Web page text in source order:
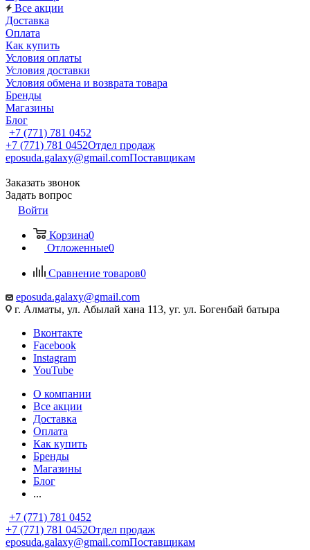
Все акции
Доставка
Оплата
Как купить
Условия оплаты
Условия доставки
Условия обмена и возврата товара
Бренды
Магазины
Блог
+7 (771) 781 0452
+7 (771) 781 0452Отдел продаж
eposuda.galaxy@gmail.comПоставщикам
Заказать звонок
Задать вопрос
Войти
Корзина0
Отложенные0
Сравнение товаров0
eposuda.galaxy@gmail.com
г. Алматы, ул. Абылай хана 113, уг. ул. Богенбай батыра
Вконтакте
Facebook
Instagram
YouTube
О компании
Все акции
Доставка
Оплата
Как купить
Бренды
Магазины
Блог
...
+7 (771) 781 0452
+7 (771) 781 0452Отдел продаж
eposuda.galaxy@gmail.comПоставщикам